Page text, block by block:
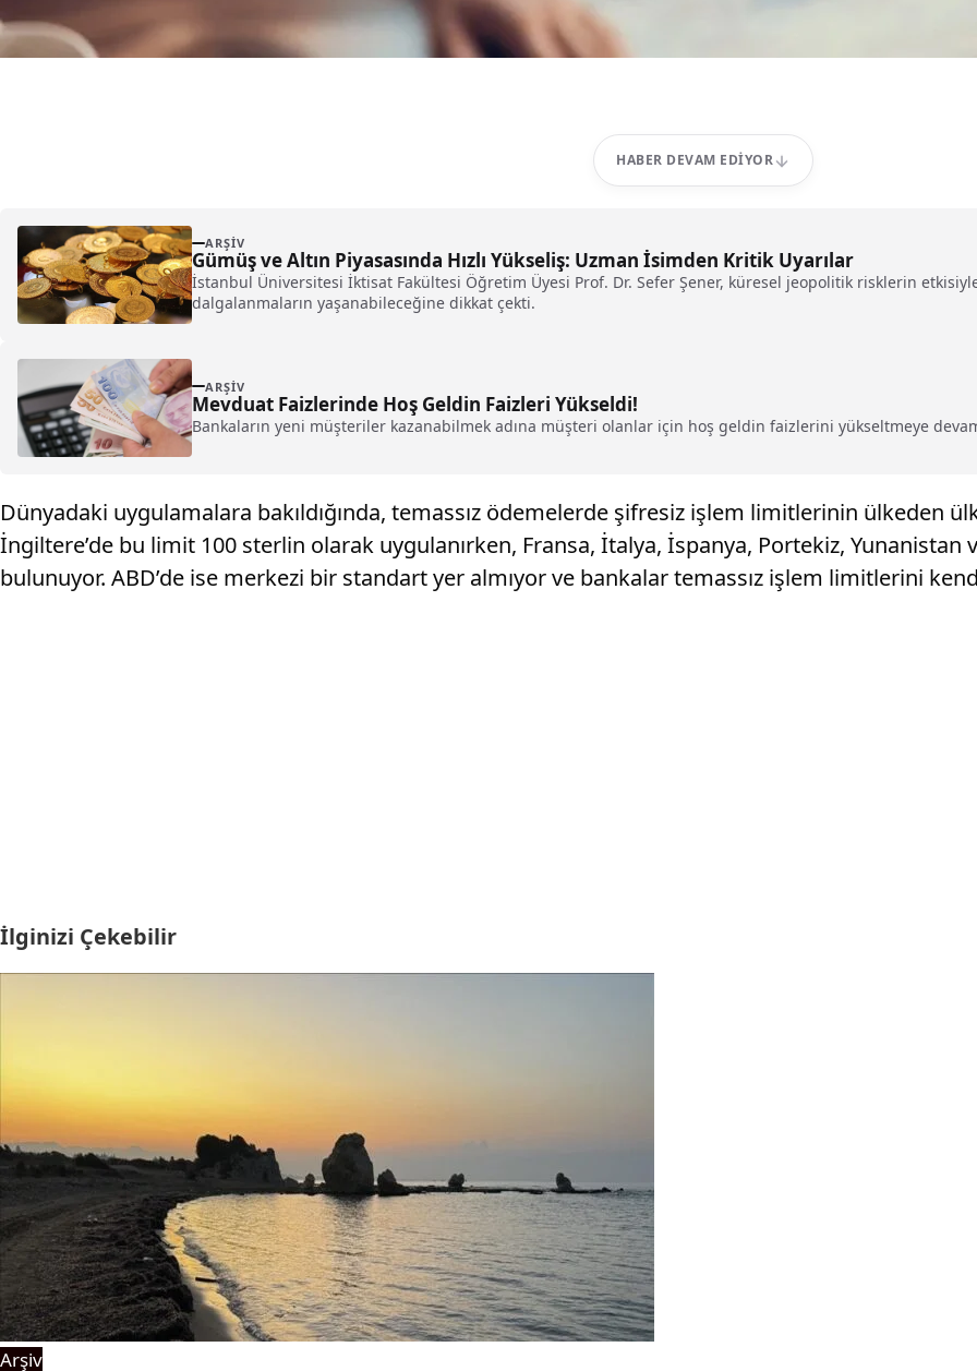
HABER DEVAM EDIYOR
ARŞIV
Gümüş ve Altın Piyasasında Hızlı Yükseliş: Uzman İsimden Kritik Uyarılar
İstanbul Üniversitesi İktisat Fakültesi Öğretim Üyesi Prof. Dr. Sefer Şener, küresel jeopolitik risklerin
dalgalanmaların yaşanabileceğine dikkat çekti.
ARŞIV
Mevduat Faizlerinde Hoş Geldin Faizleri Yükseldi!
Bankaların yeni müşteriler kazanabilmek adına müşteri olanlar için hoş geldin faizlerini yükseltmeye
Dünyadaki uygulamalara bakıldığında, temassız ödemelerde şifresiz işlem limitlerinin ülkeden
İngiltere’de bu limit 100 sterlin olarak uygulanırken, Fransa, İtalya, İspanya, Portekiz, Yunanistan
bulunuyor. ABD’de ise merkezi bir standart yer almıyor ve bankalar temassız işlem limitlerini
İlginizi Çekebilir
Arşiv